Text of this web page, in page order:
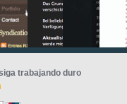
trabajando duro